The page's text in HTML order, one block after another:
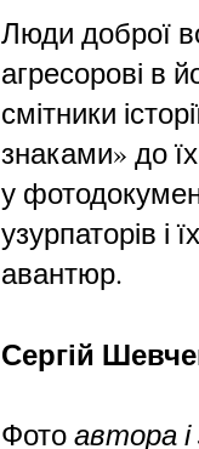
Люди доброї
агресорові в
смітники
знаками» до
у
узурпаторів і
авантюр.
Сергій
Фотоавтора